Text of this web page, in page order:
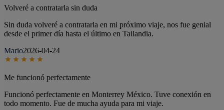
Volveré a contratarla sin duda
Sin duda volveré a contratarla en mi próximo viaje, nos fue genial
desde el primer día hasta el último en Tailandia.
Mario2026-04-24
Me funcionó perfectamente
Funcionó perfectamente en Monterrey México. Tuve conexión en
todo momento. Fue de mucha ayuda para mi viaje.